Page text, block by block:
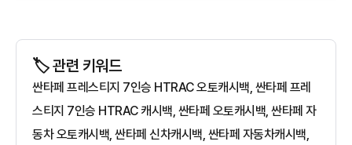
🏷️ 관련 키워드
싼타페 프레스티지 7인승 HTRAC 오토캐시백, 싼타페 프레
스티지 7인승 HTRAC 캐시백, 싼타페 오토캐시백, 싼타페 자
동차 오토캐시백, 싼타페 신차캐시백, 싼타페 자동차캐시백,